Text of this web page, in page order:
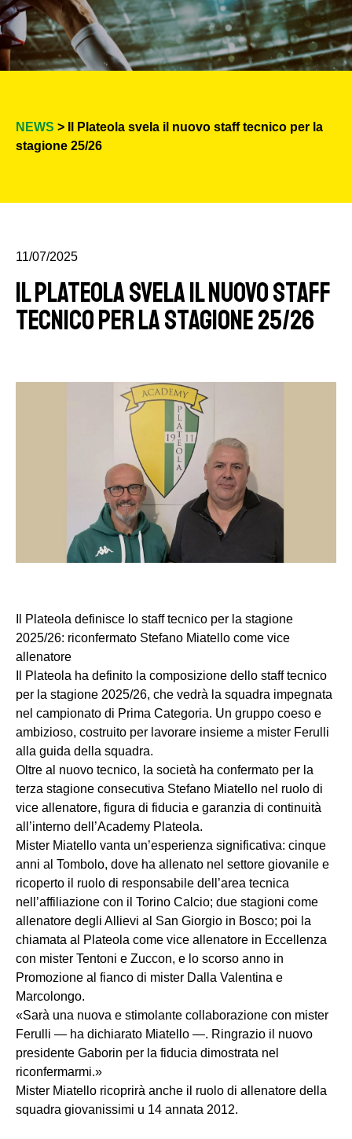
NEWS > Il Plateola svela il nuovo staff tecnico per la
stagione 25/26
11/07/2025
Il Plateola svela il nuovo staff
tecnico per la stagione 25/26
Il Plateola definisce lo staff tecnico per la stagione
2025/26: riconfermato Stefano Miatello come vice
allenatore
Il Plateola ha definito la composizione dello staff tecnico
per la stagione 2025/26, che vedrà la squadra impegnata
nel campionato di Prima Categoria. Un gruppo coeso e
ambizioso, costruito per lavorare insieme a mister Ferulli
alla guida della squadra.
Oltre al nuovo tecnico, la società ha confermato per la
terza stagione consecutiva Stefano Miatello nel ruolo di
vice allenatore, figura di fiducia e garanzia di continuità
all’interno dell’Academy Plateola.
Mister Miatello vanta un’esperienza significativa: cinque
anni al Tombolo, dove ha allenato nel settore giovanile e
ricoperto il ruolo di responsabile dell’area tecnica
nell’affiliazione con il Torino Calcio; due stagioni come
allenatore degli Allievi al San Giorgio in Bosco; poi la
chiamata al Plateola come vice allenatore in Eccellenza
con mister Tentoni e Zuccon, e lo scorso anno in
Promozione al fianco di mister Dalla Valentina e
Marcolongo.
«Sarà una nuova e stimolante collaborazione con mister
Ferulli — ha dichiarato Miatello —. Ringrazio il nuovo
presidente Gaborin per la fiducia dimostrata nel
riconfermarmi.»
Mister Miatello ricoprirà anche il ruolo di allenatore della
squadra giovanissimi u 14 annata 2012.